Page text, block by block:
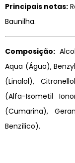
Principais notas:
Baunilha.
Composição:
Aqua (Água),
(Linalol),
(Alfa-Isometil
(Cumarina),
Benzílico).